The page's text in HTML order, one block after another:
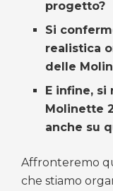
progetto?
Si
realistica
delle
E infine, si
Molinette
anche su
Affronteremo
che stiamo